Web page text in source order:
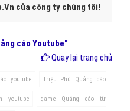
của công ty chúng tôi!
cáo Youtube"
Quay lại trang chủ
youtube Triệu Phú Quảng cáo
youtube game Quảng cáo từ